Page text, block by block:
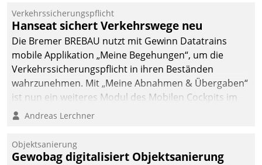
Verkehrssicherungspflicht
Hanseat sichert Verkehrswege neu
Die Bremer BREBAU nutzt mit Gewinn Datatrains
mobile Applikation „Meine Begehungen“, um die
Verkehrssicherungspflicht in ihren Beständen
wahrzunehmen. Mit „Meine Abnahmen & Übergaben“
ist nun ein weiteres Modul des Mobilen Cockpits im
Einsatz.
Andreas Lerchner
Objektsanierung
Gewobag digitalisiert Objektsanierung